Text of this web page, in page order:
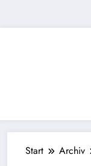
Start Archiv